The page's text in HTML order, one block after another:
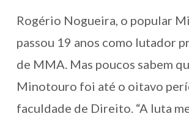
Rogério Nogueira, o popular
passou 19 anos como lutador
de MMA. Mas poucos sabem
Minotouro foi até o oitavo
faculdade de Direito. “A luta